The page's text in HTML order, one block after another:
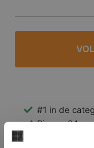
#1 in de
Binnen 24
Legwerk